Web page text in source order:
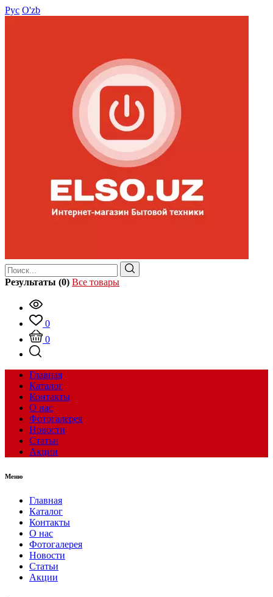
Рус O'zb
Результаты (0) Все товары
0
0
Главная
Каталог
Контакты
О нас
Фотогалерея
Новости
Статьи
Акции
Меню
Главная
Каталог
Контакты
О нас
Фотогалерея
Новости
Статьи
Акции